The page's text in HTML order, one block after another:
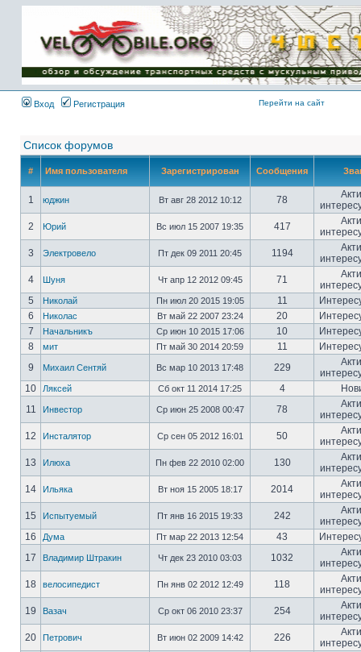
Имя пользователя:
Пароль:
{ LOG_ME_IN_SHORT
}
Вход
Регистрация Перейти на сайт
Список форумов
# Имя пользователя Зарегистрирован Сообщения
1 юджин Вт авг 28 2012 10:12 78
2
Юрий Вс июл 15 2007 19:35 417
3
Электровело Пт дек 09 2011 20:45 1194
4
Шуня Чт апр 12 2012 09:45 71
5
Николай Пн июл 20 2015 19:05 11
6
Николас Вт май 22 2007 23:24 20
7
Начальникъ Ср июн 10 2015 17:06 10
8
мит Пт май 30 2014 20:59 11
9
Михаил Сентяй Вс мар 10 2013 17:48 229
10
Ляксей Сб окт 11 2014 17:25 4
11
Инвестор Ср июн 25 2008 00:47 78
12
Инсталятор Ср сен 05 2012 16:01 50
13
Илюха Пн фев 22 2010 02:00 130
14
Ильяка Вт ноя 15 2005 18:17 2014
15
Испытуемый Пт янв 16 2015 19:33 242
16
Дума Пт мар 22 2013 12:54 43
17
Владимир Штракин Чт дек 23 2010 03:03 1032
18
велосипедист Пн янв 02 2012 12:49 118
19
Вазач Ср окт 06 2010 23:37 254
20
Петрович Вт июн 02 2009 14:42 226